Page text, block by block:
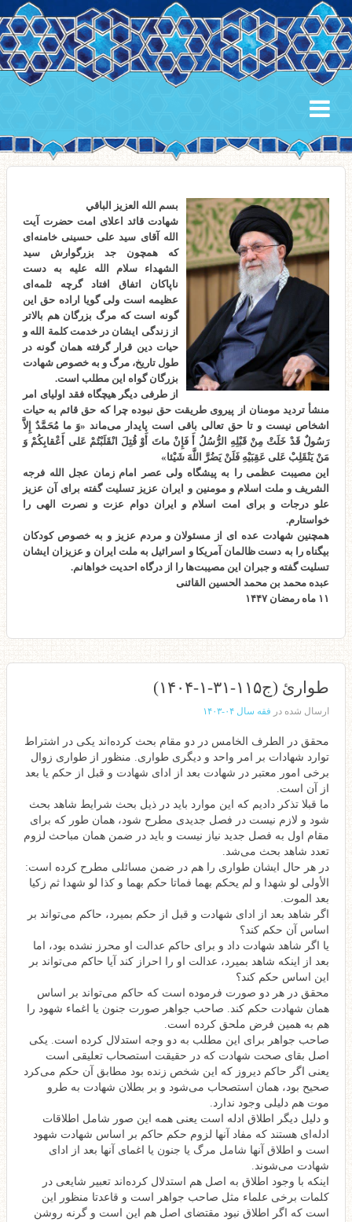
بسم الله العزیز الباقي
شهادت قائد اعلای امت حضرت آیت
الله آقای سید علی حسینی خامنه‌ای
که همچون جد بزرگوارش سید
الشهداء سلام الله علیه به دست
ناپاکان اتفاق افتاد گرچه ثلمه‌ای
عظیمه است ولی گویا اراده حق این
گونه است که مرگ بزرگان هم بالاتر
از زندگی ایشان در خدمت کلمة الله و
حیات دین قرار گرفته همان گونه در
طول تاریخ، مرگ و به خصوص شهادت
بزرگان گواه این مطلب است.
از طرفی دیگر هیچگاه فقد اولیای امر
منشأ تردید مومنان از پیروی طریقت حق نبوده چرا که حق قائم به حیات
اشخاص نیست و تا حق تعالی باقی است پایدار می‌ماند «وَ ما مُحَمَّدٌ إِلاَّ
رَسُولٌ قَدْ خَلَتْ مِنْ قَبْلِهِ الرُّسُلُ أَ فَإِنْ ماتَ أَوْ قُتِلَ انْقَلَبْتُمْ عَلى‌ أَعْقابِكُمْ وَ
مَنْ يَنْقَلِبْ عَلى‌ عَقِبَيْهِ فَلَنْ يَضُرَّ اللَّهَ شَيْئا»
این مصیبت عظمی را به پیشگاه ولی عصر امام زمان عجل الله فرجه
الشریف و ملت اسلام و مومنین و ایران عزیز تسلیت گفته برای آن عزیز
علو درجات و برای امت اسلام و ایران دوام عزت و نصرت الهی را
خواستارم.
همچنین شهادت عده ای از مسئولان و مردم عزیز و به خصوص کودکان
بیگناه را به دست ظالمان آمریکا و اسرائیل به ملت ایران و عزیزان ایشان
تسلیت گفته و جبران این مصیبت‌ها را از درگاه احدیت خواهانم.
عبده محمد بن محمد الحسین القائنی
۱۱ ماه رمضان ۱۴۴۷
طوارئ (ج۱۱۵-۳۱-۱-۱۴۰۴)
ارسال شده در فقه سال ۰۴-۱۴۰۳
محقق در الطرف الخامس در دو مقام بحث کرده‌اند یکی در اشتراط
توارد شهادات بر امر واحد و دیگری طواری. منظور از طواری زوال
برخی امور معتبر در شهادت بعد از ادای شهادت و قبل از حکم یا بعد
از آن است.
ما قبلا تذکر دادیم که این موارد باید در ذیل بحث شرایط شاهد بحث
شود و لازم نیست در فصل جدیدی مطرح شود، همان طور که برای
مقام اول به فصل جدید نیاز نیست و باید در ضمن همان مباحث لزوم
تعدد شاهد بحث می‌شد.
در هر حال ایشان طواری را هم در ضمن مسائلی مطرح کرده است:
الأولى لو شهدا و لم يحكم بهما فماتا حكم بهما‌ و كذا لو شهدا ثم زكيا
بعد الموت.
اگر شاهد بعد از ادای شهادت و قبل از حکم بمیرد، حاکم می‌تواند بر
اساس آن حکم کند؟
یا اگر شاهد شهادت داد و برای حاکم عدالت او محرز نشده بود، اما
بعد از اینکه شاهد بمیرد، عدالت او را احراز کند آیا حاکم می‌تواند بر
این اساس حکم کند؟
محقق در هر دو صورت فرموده است که حاکم می‌تواند بر اساس
همان شهادت حکم کند. صاحب جواهر صورت جنون یا اغماء شهود را
هم به همین فرض ملحق کرده است.
صاحب جواهر برای این مطلب به دو وجه استدلال کرده است. یکی
اصل بقای صحت شهادت که در حقیقت استصحاب تعلیقی است
یعنی اگر حاکم دیروز که این شخص زنده بود مطابق آن حکم می‌کرد
صحیح بود، همان استصحاب می‌شود و بر بطلان شهادت به طرو
موت هم دلیلی وجود ندارد.
و دلیل دیگر اطلاق ادله است یعنی همه این صور شامل اطلاقات
ادله‌‌ای هستند که مفاد آنها لزوم حکم حاکم بر اساس شهادت شهود
است و اطلاق آنها شامل مرگ یا جنون یا اغمای آنها بعد از ادای
شهادت می‌شوند.
اینکه با وجود اطلاق به اصل هم استدلال کرده‌اند تعبیر شایعی در
کلمات برخی علماء مثل صاحب جواهر است و قاعدتا منظور این
است که اگر اطلاق نبود مقتضای اصل هم این است و گرنه روشن